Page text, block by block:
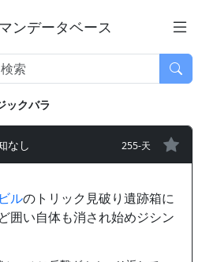
ンデータベース
ックバラ
なし 255-天
ルのトリック見破り遺跡箱に
囲い自体も消され始めジシン